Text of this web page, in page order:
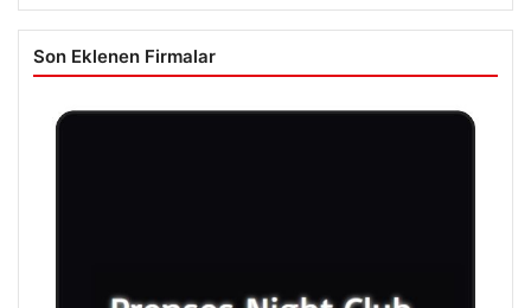
Son Eklenen Firmalar